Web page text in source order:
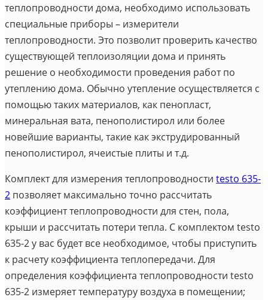
теплопроводности дома, необходимо использовать
специальные приборы – измерители
теплопроводности. Это позволит проверить качество
существующей теплоизоляции дома и принять
решение о необходимости проведения работ по
утеплению дома. Обычно утепление осуществляется с
помощью таких материалов, как пенопласт,
минеральная вата, пенополистирол или более
новейшие варианты, такие как экструдированный
пенополистирол, ячеистые плиты и т.д.
Комплект для измерения теплопроводности testo 635-
2 позволяет максимально точно рассчитать
коэффициент теплопроводности для стен, пола,
крыши и рассчитать потери тепла. С комплектом testo
635-2 у вас будет все необходимое, чтобы приступить
к расчету коэффициента теплопередачи. Для
определения коэффициента теплопроводности testo
635-2 измеряет температуру воздуха в помещении;